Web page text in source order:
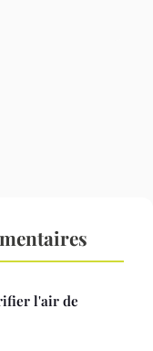
l'air de